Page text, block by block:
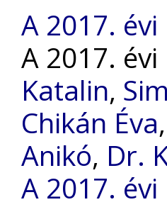
A 2017.
A 2017.
Katalin,
Chikán Éva,
Anikó, Dr.
A 2017.